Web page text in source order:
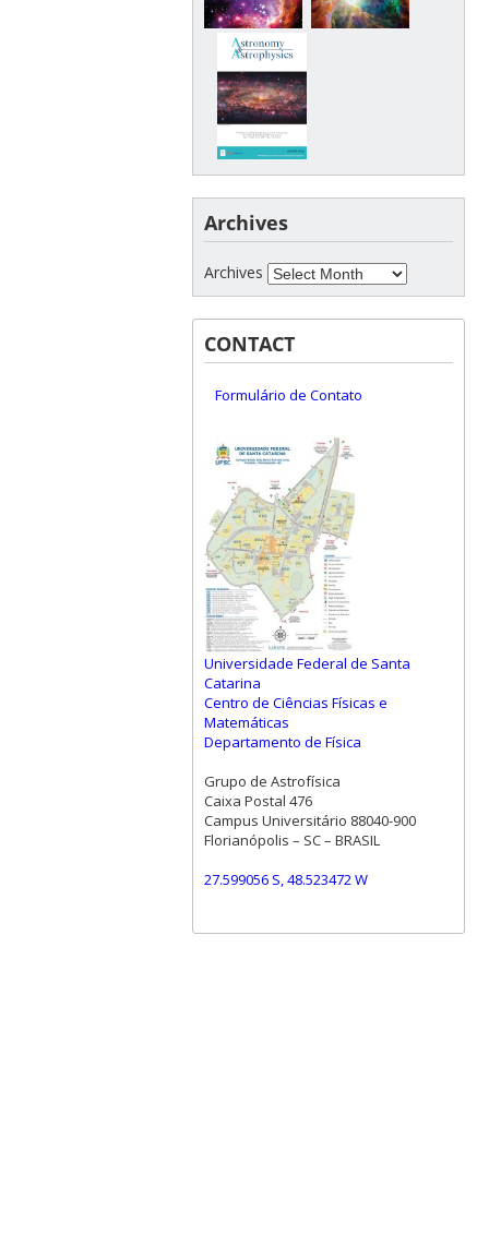
Archives
Archives
CONTACT
Formulário de Contato
Universidade Federal de Santa
Catarina
Centro de Ciências Físicas e
Matemáticas
Departamento de Física
Grupo de Astrofísica
Caixa Postal 476
Campus Universitário 88040-900
Florianópolis – SC – BRASIL
27.599056 S, 48.523472 W